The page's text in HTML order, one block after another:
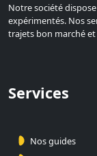
Notre société
expérimentés. Nos
trajets bon marché
Services
Nos guides